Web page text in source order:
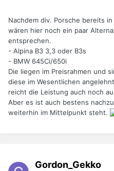
Nachdem div. Porsche bereits
wären hier noch ein paar
entsprechen.
- Alpina B3 3,3 oder B3s
- BMW 645Ci/650i
Die liegen im Preisrahmen und
diese im Wesentlichen
reicht die Leistung auch noch
Aber es ist auch bestens
weiterhin im Mittelpunkt steht.
Gordon_Gekko